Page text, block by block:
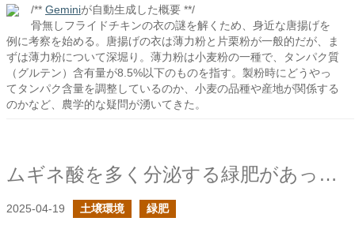
/** Geminiが自動生成した概要 **/
骨無しフライドチキンの衣の謎を解くため、身近な唐揚げを
例に考察を始める。唐揚げの衣は薄力粉と片栗粉が一般的だが、ま
ずは薄力粉について深堀り。薄力粉は小麦粉の一種で、タンパク質
（グルテン）含有量が8.5%以下のものを指す。製粉時にどうやっ
てタンパク含量を調整しているのか、小麦の品種や産地が関係する
のかなど、農学的な疑問が湧いてきた。
ムギネ酸を多く分泌する緑肥があったら良いな
2025-04-19 土壌環境 緑肥